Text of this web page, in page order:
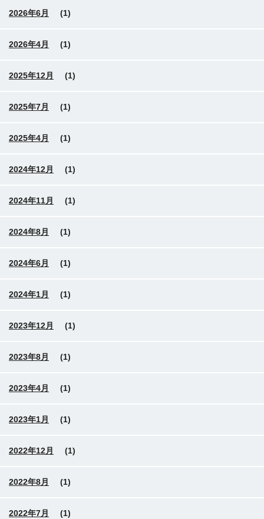
2026年6月 (1)
2026年4月 (1)
2025年12月 (1)
2025年7月 (1)
2025年4月 (1)
2024年12月 (1)
2024年11月 (1)
2024年8月 (1)
2024年6月 (1)
2024年1月 (1)
2023年12月 (1)
2023年8月 (1)
2023年4月 (1)
2023年1月 (1)
2022年12月 (1)
2022年8月 (1)
2022年7月 (1)